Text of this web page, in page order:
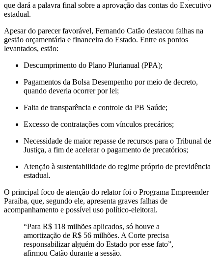
que dará a palavra final sobre a aprovação das contas do Executivo
estadual.
Apesar do parecer favorável, Fernando Catão destacou falhas na
gestão orçamentária e financeira do Estado. Entre os pontos
levantados, estão:
Descumprimento do Plano Plurianual (PPA);
Pagamentos da Bolsa Desempenho por meio de decreto,
quando deveria ocorrer por lei;
Falta de transparência e controle da PB Saúde;
Excesso de contratações com vínculos precários;
Necessidade de maior repasse de recursos para o Tribunal de
Justiça, a fim de acelerar o pagamento de precatórios;
Atenção à sustentabilidade do regime próprio de previdência
estadual.
O principal foco de atenção do relator foi o Programa Empreender
Paraíba, que, segundo ele, apresenta graves falhas de
acompanhamento e possível uso político-eleitoral.
“Para R$ 118 milhões aplicados, só houve a
amortização de R$ 56 milhões. A Corte precisa
responsabilizar alguém do Estado por esse fato”,
afirmou Catão durante a sessão.